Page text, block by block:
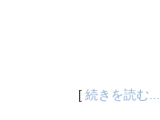
[ 続きを読む...